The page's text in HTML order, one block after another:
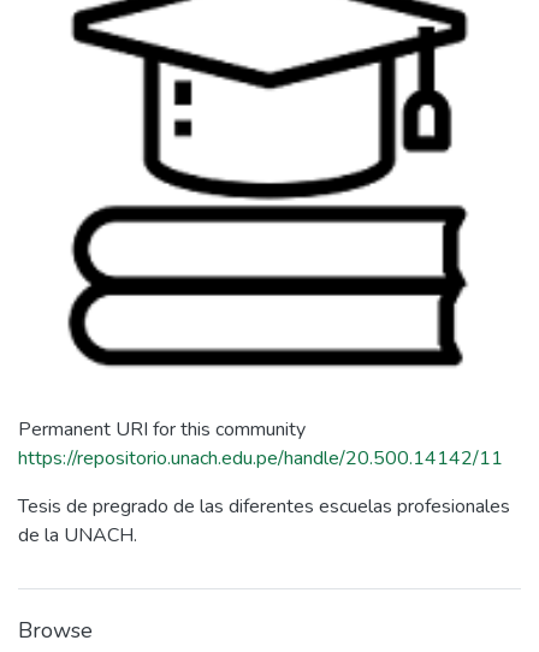
Permanent URI for this community
https://repositorio.unach.edu.pe/handle/20.500.14142/11
Tesis de pregrado de las diferentes escuelas profesionales
de la UNACH.
Browse